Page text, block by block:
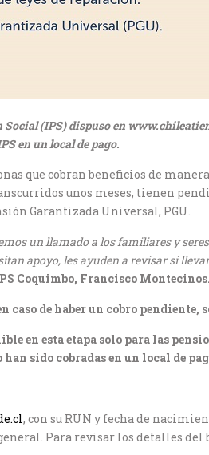
(IPS) dispuso en
en un local de pago.
que cobran beneficios de
unos meses, tienen
Garantizada Universal, PGU.
un llamado a los familiares y
apoyo, les ayuden a revisar si
Coquimbo, Francisco
caso de haber un cobro
en esta etapa solo para las
sido cobradas en un local de
, con su RUN y fecha de
Para revisar los detalles del